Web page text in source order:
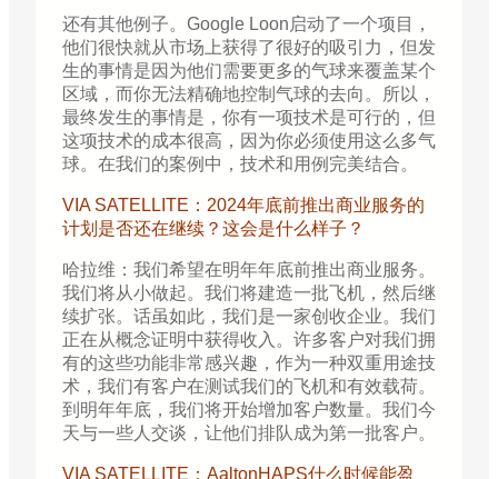
还有其他例子。Google Loon启动了一个项目，
他们很快就从市场上获得了很好的吸引力，但发
生的事情是因为他们需要更多的气球来覆盖某个
区域，而你无法精确地控制气球的去向。所以，
最终发生的事情是，你有一项技术是可行的，但
这项技术的成本很高，因为你必须使用这么多气
球。在我们的案例中，技术和用例完美结合。
VIA SATELLITE：2024年底前推出商业服务的
计划是否还在继续？这会是什么样子？
哈拉维：我们希望在明年年底前推出商业服务。
我们将从小做起。我们将建造一批飞机，然后继
续扩张。话虽如此，我们是一家创收企业。我们
正在从概念证明中获得收入。许多客户对我们拥
有的这些功能非常感兴趣，作为一种双重用途技
术，我们有客户在测试我们的飞机和有效载荷。
到明年年底，我们将开始增加客户数量。我们今
天与一些人交谈，让他们排队成为第一批客户。
VIA SATELLITE：AaltonHAPS什么时候能盈